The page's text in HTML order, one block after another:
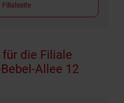
Filialseite
die Filiale
Allee 12